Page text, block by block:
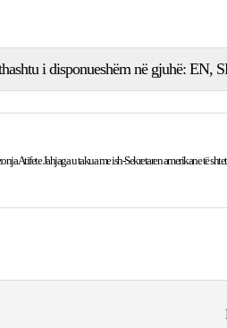
i disponueshëm në gjuhë:EN
Atifete Jahjaga u takua me ish-Sekretaren amerikane të